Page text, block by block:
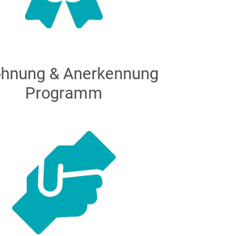
& Anerkennung
Programm